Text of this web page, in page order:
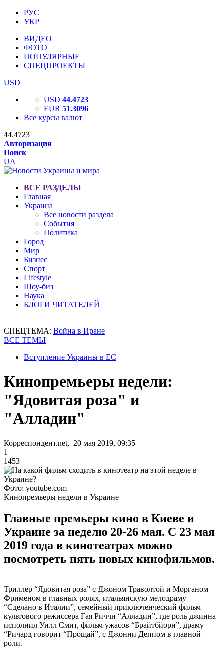
РУС
УКР
ВИДЕО
ФОТО
ПОПУЛЯРНЫЕ
СПЕЦПРОЕКТЫ
USD
USD 44.4723
EUR 51.3096
Все курсы валют
44.4723
Авторизация
Поиск
UA
ВСЕ РАЗДЕЛЫ
Главная
Украина
Все новости раздела
События
Политика
Город
Мир
Бизнес
Спорт
Lifestyle
Шоу-биз
Наука
БЛОГИ ЧИТАТЕЛЕЙ
СПЕЦТЕМА: Война в Иране
ВСЕ ТЕМЫ
Вступление Украины в ЕС
Кинопремьеры недели:
"Ядовитая роза" и
"Алладин"
Корреспондент.net, 20 мая 2019, 09:35
1
1453
Фото: youtube.com
Кинопремьеры недели в Украине
Главные премьеры кино в Киеве и
Украине за неделю 20-26 мая. С 23 мая
2019 года в кинотеатрах можно
посмотреть пять новых кинофильмов.
Триллер “Ядовитая роза” с Джоном Траволтой и Морганом
Фрименом в главных ролях, итальянскую мелодраму
“Сделано в Италии”, семейный приключенческий фильм
культового режиссера Гая Риччи “Алладин”, где роль джинна
исполнил Уилл Смит, фильм ужасов “Брайтбйорн”, драму
“Ричард говорит “Прощай”, с Джонни Деппом в главной
роли.